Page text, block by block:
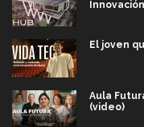
El joven
Aula
(video)